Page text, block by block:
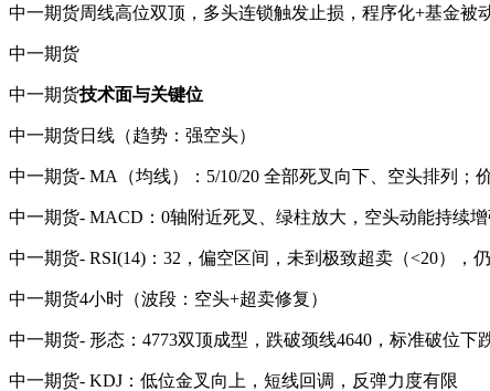
中一期货周线高位双顶，多头连锁触发止损，程序化+基金被
中一期货
中一期货技术面与关键位
中一期货日线（趋势：强空头）
中一期货- MA（均线）：5/10/20 全部死叉向下、空头排列；
中一期货- MACD：0轴附近死叉、绿柱放大，空头动能持续增
中一期货- RSI(14)：32，偏空区间，未到极致超卖（<20），
中一期货4小时（波段：空头+超卖修复）
中一期货- 形态：4773双顶成型，跌破颈线4640，标准破位下
中一期货- KDJ：低位金叉向上，短线回调，反弹力度有限